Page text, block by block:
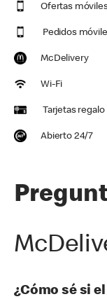
Ofertas
Pedidos
McDelivery
Wi-Fi
Tarjetas regalo
Abierto 24/7
¿Cómo sé si